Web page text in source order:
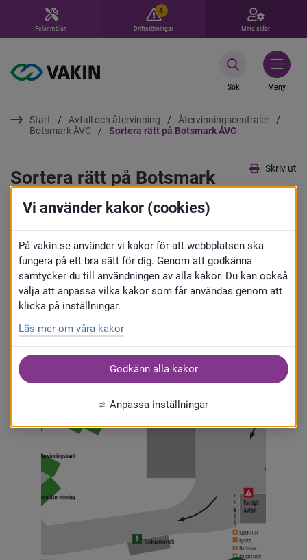
Felanmälan
4
Driftstörningar Mina sidor
Sök Meny
Start Avfall och återvinning
Återvinningscentraler
Botsmark ÅVC
Sortera rätt på Botsmark ÅVC
Skriv ut
Sortera rätt på Botsmark
ÅVC
Vi hjälper gärna till och berättar om vad
som ska sorteras var men du får själv
lasta av ditt avfall.
Vi använder kakor (cookies)
På vakin.se använder vi kakor för att webbplatsen ska
fungera på ett bra sätt för dig. Genom att godkänna
samtycker du till användningen av alla kakor. Du kan också
välja att anpassa vilka kakor som får användas genom att
klicka på inställningar.
Läs mer om våra kakor
Godkänn alla kakor
Anpassa inställningar